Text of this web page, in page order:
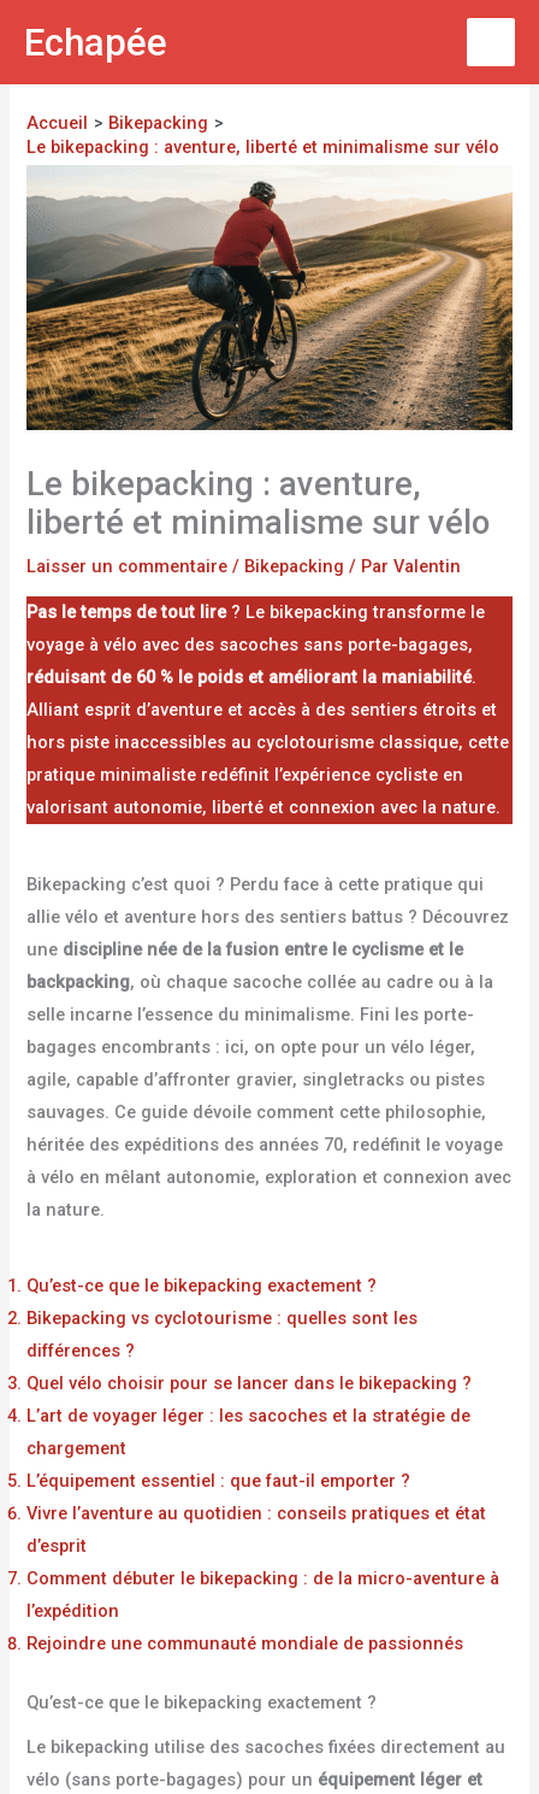
contenu
Echapée
Accueil
Bikepacking
Le bikepacking : aventure, liberté et minimalisme sur vélo
Le bikepacking : aventure,
liberté et minimalisme sur vélo
Laisser un commentaire / Bikepacking / ParValentin
Pas le temps de tout lire? Le bikepacking transforme le
voyage à vélo avec des sacoches sans porte-bagages,
réduisant de 60 % le poids et améliorant la maniabilité.
Alliant esprit d’aventure et accès à des sentiers étroits et
hors piste inaccessibles au cyclotourisme classique, cette
pratique minimaliste redéfinit l’expérience cycliste en
valorisant autonomie, liberté et connexion avec la nature.
Bikepacking c’est quoi ? Perdu face à cette pratique qui
allie vélo et aventure hors des sentiers battus ? Découvrez
une discipline née de la fusion entre le cyclisme et le
backpacking, où chaque sacoche collée au cadre ou à la
selle incarne l’essence du minimalisme. Fini les porte-
bagages encombrants : ici, on opte pour un vélo léger,
agile, capable d’affronter gravier, singletracks ou pistes
sauvages. Ce guide dévoile comment cette philosophie,
héritée des expéditions des années 70, redéfinit le voyage
à vélo en mêlant autonomie, exploration et connexion avec
la nature.
Qu’est-ce que le bikepacking exactement ?
Bikepacking vs cyclotourisme : quelles sont les
différences ?
Quel vélo choisir pour se lancer dans le bikepacking ?
L’art de voyager léger : les sacoches et la stratégie de
chargement
L’équipement essentiel : que faut-il emporter ?
Vivre l’aventure au quotidien : conseils pratiques et état
d’esprit
Comment débuter le bikepacking : de la micro-aventure à
l’expédition
Rejoindre une communauté mondiale de passionnés
Qu’est-ce que le bikepacking exactement ?
Le bikepacking utilise des sacoches fixées directement au
vélo (sans porte-bagages) pour un équipement léger et